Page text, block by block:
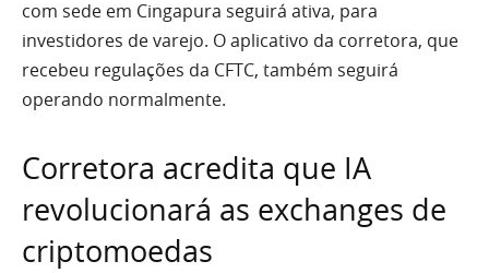
com sede em Cingapura seguirá ativa, para
investidores de varejo. O aplicativo da corretora, que
recebeu regulações da CFTC, também seguirá
operando normalmente.
Corretora acredita que IA
revolucionará as exchanges de
criptomoedas